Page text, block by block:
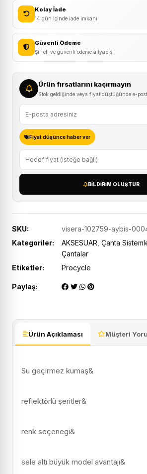
Kolay İade
14 gün içinde iade imkanı
Güvenli Ödeme
Şifreli ve güvenli ödeme altyapısı
Ürün fırsatlarını kaçırmayın
Stok geldiğinde veya fiyat düştüğünde e-
Fiyat düşünce haber ver
BILDIRIM OLUŞTUR
SKU:
visera-102759-aybis-
Kategoriler:
AKSESUAR Çanta
Çantalar
Etiketler:
Procycle
Paylaş:
Ürün Açıklaması Müşteri
Su geçirmez kumaş&
reflektörlü şeritler&
renk seçenegi&
sele altı büyük model avantajı&